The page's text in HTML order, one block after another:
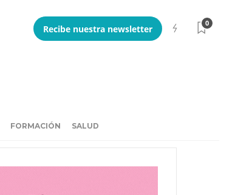
Recibe nuestra newsletter
0
FORMACIÓN SALUD